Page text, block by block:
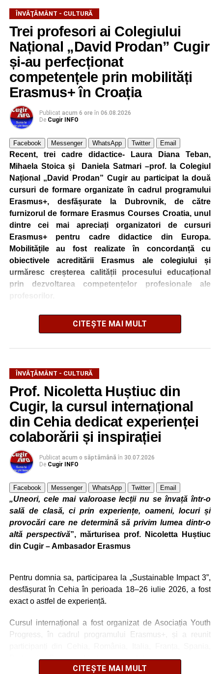
ÎNVĂŢĂMÂNT - CULTURĂ
Trei profesori ai Colegiului
Național „David Prodan” Cugir
și-au perfecționat
competențele prin mobilități
Erasmus+ în Croația
Publicat acum 6 ore în 06.08.2026
De Cugir INFO
Facebook Messenger WhatsApp Twitter Email
Recent, trei cadre didactice- Laura Diana Teban,
Mihaela Stoica și Daniela Satmari –prof. la Colegiul
Național „David Prodan” Cugir au participat la două
cursuri de formare organizate în cadrul programului
Erasmus+, desfășurate la Dubrovnik, de către
furnizorul de formare Erasmus Courses Croatia, unul
dintre cei mai apreciați organizatori de cursuri
Erasmus+ pentru cadre didactice din Europa.
Mobilitățile au fost realizate în concordanță cu
obiectivele acreditării Erasmus ale colegiului și
urmăresc creșterea calității procesului educațional
prin dezvoltarea competențelor profesionale ale
Cadrele didactice au participat la cursurile
Eco-Lifestyles”și„Latest Digital, ICT & AI Solutions
ChatGPT, DeepSeek, Multimedia, Storytelling, Game-
Based Learning & Smart Assessment Strategies”
programe care au abordat teme de actualitate privind
educația pentru dezvoltare durabilă și integrarea
tehnologiilor digitale și a inteligenței artificiale în procesul
de predare-învățare.
Pe parcursul celor cinci zile de formare, profesorii au
descoperit metode moderne de proiectare a activităților
inteligență artificială, tehnici de storytelling, învățare prin
joc, evaluare inteligentă și modalități de promovare a unui
stil de viață sustenabil în rândul elevilor.
„Activitățile desfășurate au avut un puternic caracter
practic și colaborativ, oferind participanților oportunitatea
CITEȘTE MAI MULT
ÎNVĂŢĂMÂNT - CULTURĂ
Prof. Nicoletta Huștiuc din
Cugir, la cursul internațional
din Cehia dedicat experienței
colaborării și inspirației
Publicat acum o săptămână în 30.07.2026
De Cugir INFO
Facebook Messenger WhatsApp Twitter Email
„Uneori, cele mai valoroase lecții nu se învață într-o
sală de clasă, ci prin experiențe, oameni, locuri și
provocări care ne determină să privim lumea dintr-o
altă perspectivă”, mărturisea prof. Nicoletta Huștiuc
din Cugir – Ambasador Erasmus
Pentru domnia sa, participarea la „Sustainable Impact 3”,
desfășurat în Cehia în perioada 18–26 iulie 2026, a fost
exact o astfel de experiență.
Cursul internațional a fost organizat de Asociația Youth
Progress, în cadrul programului Erasmus+, și a reunit
Portugalia, Bosnia și Herțegovina și Lituania.
CITEȘTE MAI MULT